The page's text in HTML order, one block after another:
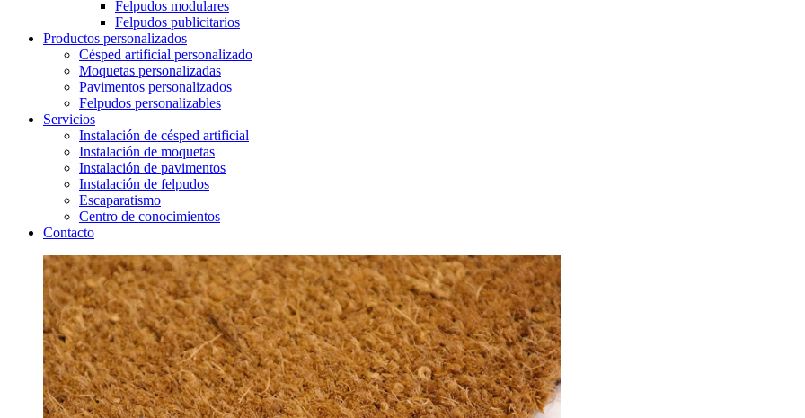
Felpudos modulares
Felpudos publicitarios
Productos personalizados
Césped artificial personalizado
Moquetas personalizadas
Pavimentos personalizados
Felpudos personalizables
Servicios
Instalación de césped artificial
Instalación de moquetas
Instalación de pavimentos
Instalación de felpudos
Escaparatismo
Centro de conocimientos
Contacto